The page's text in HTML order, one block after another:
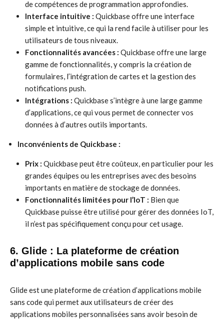
de compétences de programmation approfondies.
Interface intuitive : Quickbase offre une interface
simple et intuitive, ce qui la rend facile à utiliser pour les
utilisateurs de tous niveaux.
Fonctionnalités avancées : Quickbase offre une large
gamme de fonctionnalités, y compris la création de
formulaires, l’intégration de cartes et la gestion des
notifications push.
Intégrations : Quickbase s’intègre à une large gamme
d’applications, ce qui vous permet de connecter vos
données à d’autres outils importants.
Inconvénients de Quickbase :
Prix : Quickbase peut être coûteux, en particulier pour les
grandes équipes ou les entreprises avec des besoins
importants en matière de stockage de données.
Fonctionnalités limitées pour l’IoT : Bien que
Quickbase puisse être utilisé pour gérer des données IoT,
il n’est pas spécifiquement conçu pour cet usage.
6. Glide : La plateforme de création
d’applications mobile sans code
Glide est une plateforme de création d’applications mobile
sans code qui permet aux utilisateurs de créer des
applications mobiles personnalisées sans avoir besoin de